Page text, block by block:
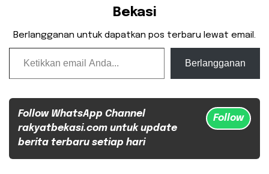
Bekasi
Berlangganan untuk dapatkan pos terbaru lewat email.
Ketikkan email Anda...
Berlangganan
Follow WhatsApp Channel
rakyatbekasi.com untuk update
berita terbaru setiap hari
Follow